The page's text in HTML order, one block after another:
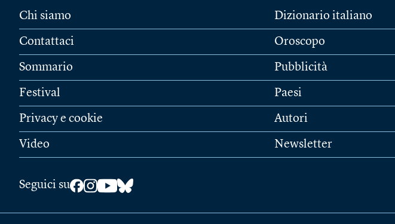
Chi siamo
Contattaci
Sommario
Festival
Privacy e cookie
Video
Dizionario italiano
Oroscopo
Pubblicità
Paesi
Autori
Newsletter
Seguici su